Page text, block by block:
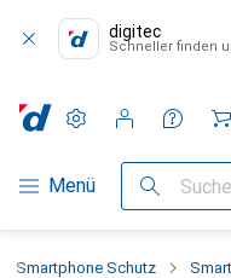
digitec
Schneller finden
Navigation nach
Menü Suche
Einstellungen
Kundenkonto
Vergleichslisten
Merklisten
Warenkorb
Smartphone Schutz